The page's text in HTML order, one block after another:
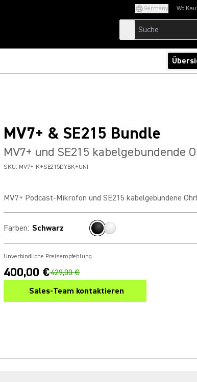
Germany Wo
MV7+ & SE215 Bundle
MV7+ und SE215 kabelgebundende
SKU: MV7+-K+SE215DYBK+UNI
MV7+ Podcast-Mikrofon und SE215 kabelgebundene
Farben: Schwarz
Unverbindliche Preisempfehlung
400,00 €429,00 €
Sales-Team kontaktieren